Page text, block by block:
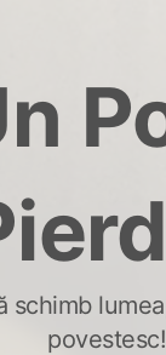
schimb
povestesc!